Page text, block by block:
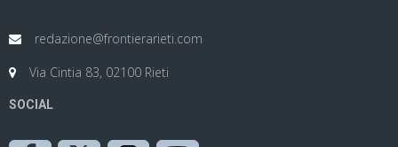
redazione@frontierarieti.com
Via Cintia 83, 02100 Rieti
SOCIAL